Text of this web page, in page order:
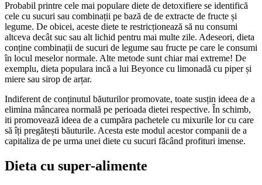
Probabil printre cele mai populare diete de detoxifiere se identifică
cele cu sucuri sau combinații pe bază de de extracte de fructe și
legume. De obicei, aceste diete te restricționează să nu consumi
altceva decât suc sau alt lichid pentru mai multe zile. Adeseori, dieta
conține combinații de sucuri de legume sau fructe pe care le consumi
în locul meselor normale. Alte metode sunt chiar mai extreme! De
exemplu, dieta populara incă a lui Beyonce cu limonadă cu piper și
miere sau sirop de arțar.
Indiferent de conținutul băuturilor promovate, toate susțin ideea de a
elimina mâncarea normală pe perioada dietei respective. În schimb,
iti promovează ideea de a cumpăra pachetele cu mixurile lor cu care
să îți pregătești băuturile. Acesta este modul acestor companii de a
capitaliza de pe urma unei diete cu sucuri făcând profituri imense.
Dieta cu super-alimente